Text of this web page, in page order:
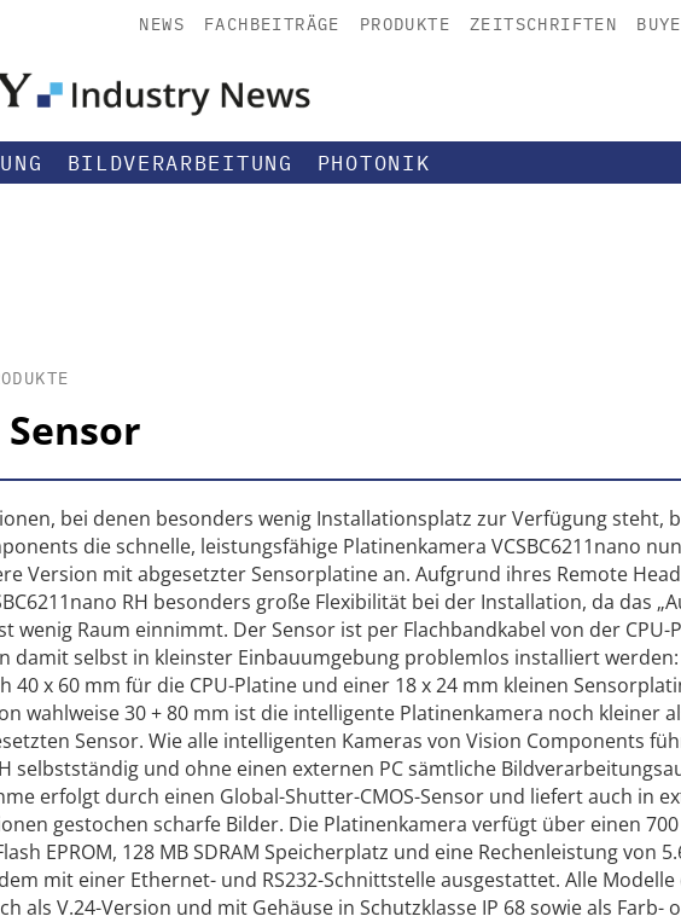
NEWS FACHBEITRÄGE PRODUKTE ZEITSCHRIFTEN
BILDVERARBEITUNG PHOTONIK
bei denen besonders wenig Installationsplatz zur Verfügung steht,
die schnelle, leistungsfähige Platinenkamera VCSBC6211nano
Version mit abgesetzter Sensorplatine an. Aufgrund ihres Remote Head
RH besonders große Flexibilität bei der Installation, da das
wenig Raum einnimmt. Der Sensor ist per Flachbandkabel von der CPU-
damit selbst in kleinster Einbauumgebung problemlos installiert
40 x 60 mm für die CPU-Platine und einer 18 x 24 mm kleinen
wahlweise 30 + 80 mm ist die intelligente Platinenkamera noch kleiner
Sensor. Wie alle intelligenten Kameras von Vision Components
selbstständig und ohne einen externen PC sämtliche
erfolgt durch einen Global-Shutter-CMOS-Sensor und liefert auch in
gestochen scharfe Bilder. Die Platinenkamera verfügt über einen
EPROM, 128 MB SDRAM Speicherplatz und eine Rechenleistung von
mit einer Ethernet- und RS232-Schnittstelle ausgestattet. Alle Modelle
als V.24-Version und mit Gehäuse in Schutzklasse IP 68 sowie als Farb-